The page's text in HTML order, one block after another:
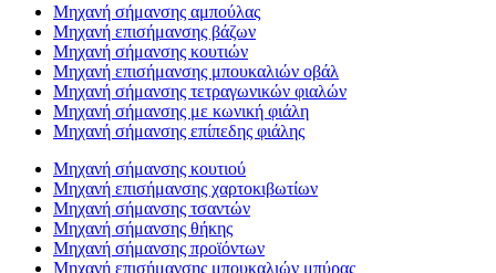
Μηχανή σήμανσης αμπούλας
Μηχανή επισήμανσης βάζων
Μηχανή σήμανσης κουτιών
Μηχανή επισήμανσης μπουκαλιών οβάλ
Μηχανή σήμανσης τετραγωνικών φιαλών
Μηχανή σήμανσης με κωνική φιάλη
Μηχανή σήμανσης επίπεδης φιάλης
Μηχανή σήμανσης κουτιού
Μηχανή επισήμανσης χαρτοκιβωτίων
Μηχανή σήμανσης τσαντών
Μηχανή σήμανσης θήκης
Μηχανή σήμανσης προϊόντων
Μηχανή επισήμανσης μπουκαλιών μπύρας